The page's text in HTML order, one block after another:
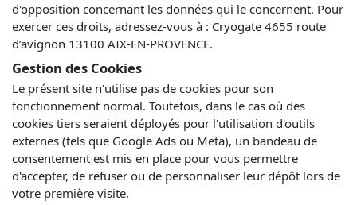
d'opposition concernant les données qui le concernent. Pour
exercer ces droits, adressez-vous à : Cryogate 4655 route
d’avignon 13100 AIX-EN-PROVENCE.
Gestion des Cookies
Le présent site n'utilise pas de cookies pour son
fonctionnement normal. Toutefois, dans le cas où des
cookies tiers seraient déployés pour l'utilisation d'outils
externes (tels que Google Ads ou Meta), un bandeau de
consentement est mis en place pour vous permettre
d'accepter, de refuser ou de personnaliser leur dépôt lors de
votre première visite.